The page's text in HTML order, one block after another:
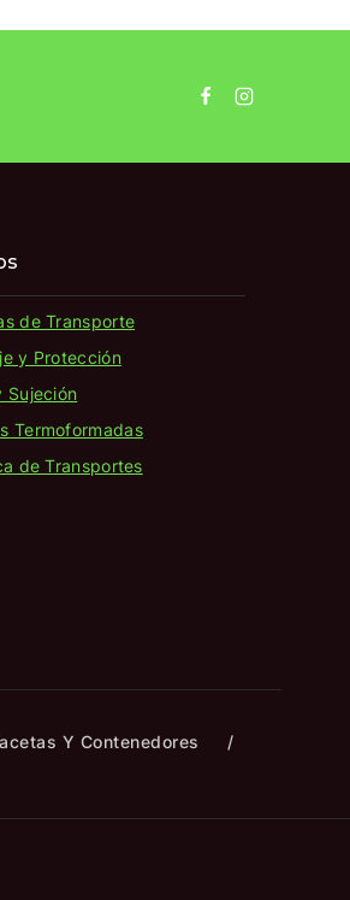
de Transporte
y Protección
Sujeción
Termoformadas
de Transportes
Y Contenedores